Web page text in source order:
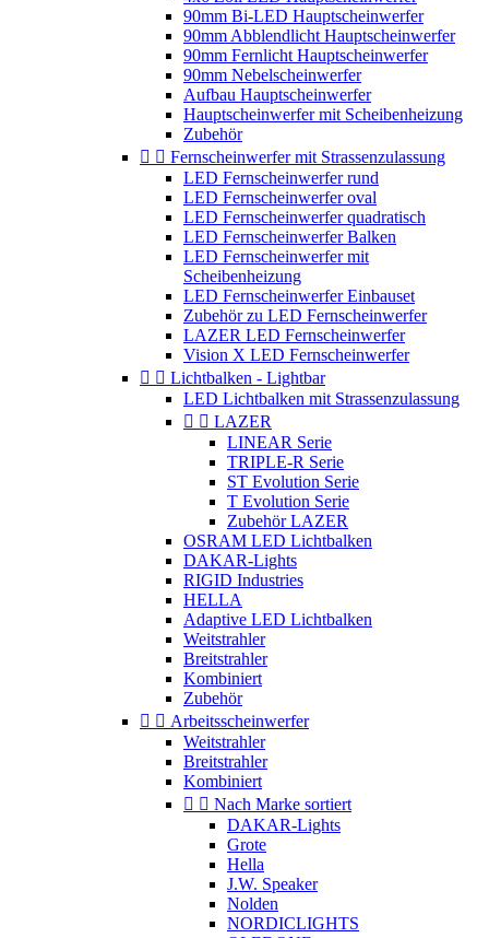
90mm Bi-LED Hauptscheinwerfer
90mm Abblendlicht Hauptscheinwerfer
90mm Fernlicht Hauptscheinwerfer
90mm Nebelscheinwerfer
Aufbau Hauptscheinwerfer
Hauptscheinwerfer mit Scheibenheizung
Zubehör
  Fernscheinwerfer mit Strassenzulassung
LED Fernscheinwerfer rund
LED Fernscheinwerfer oval
LED Fernscheinwerfer quadratisch
LED Fernscheinwerfer Balken
LED Fernscheinwerfer mit
Scheibenheizung
LED Fernscheinwerfer Einbauset
Zubehör zu LED Fernscheinwerfer
LAZER LED Fernscheinwerfer
Vision X LED Fernscheinwerfer
  Lichtbalken - Lightbar
LED Lichtbalken mit Strassenzulassung
  LAZER
LINEAR Serie
TRIPLE-R Serie
ST Evolution Serie
T Evolution Serie
Zubehör LAZER
OSRAM LED Lichtbalken
DAKAR-Lights
RIGID Industries
HELLA
Adaptive LED Lichtbalken
Weitstrahler
Breitstrahler
Kombiniert
Zubehör
  Arbeitsscheinwerfer
Weitstrahler
Breitstrahler
Kombiniert
  Nach Marke sortiert
DAKAR-Lights
Grote
Hella
J.W. Speaker
Nolden
NORDICLIGHTS